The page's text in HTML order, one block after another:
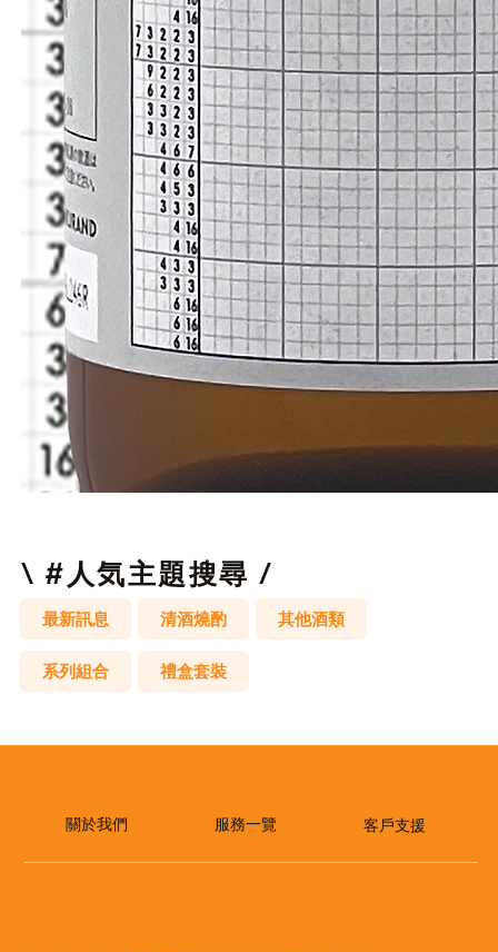
\ #人気主題搜尋 /
最新訊息 清酒燒酌 其他酒類
系列組合 禮盒套裝
關於我們 ​服務一覽 客戶支援